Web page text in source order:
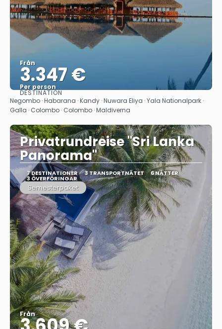
Från
3.347 €
Per person
Se
DESTINATION
Negombo · Habarana · Kandy · Nuwara Eliya · Yala Nationalpark ·
Galla · Colombo · Colombo · Maldiverna
Privatrundreise "Sri Lanka
Panorama"
7 DESTINATIONER 3 TRANSPORTNÄTET 6 NÄTTER
3 ÖVERFÖRINGAR
Semesterpaket
Från